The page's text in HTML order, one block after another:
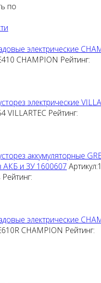
по
электрические
CHAMPION Рейтинг:
электрические
VILLARTEC Рейтинг:
аккумуляторные
АКБ и ЗУ 1600607
Рейтинг:
электрические
CHAMPION Рейтинг: